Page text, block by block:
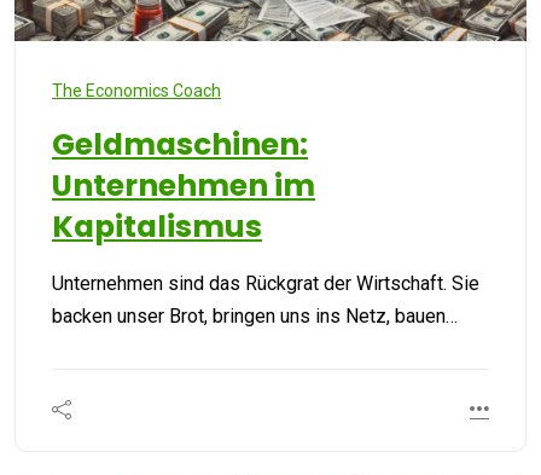
The Economics Coach
Geldmaschinen:
Unternehmen im
Kapitalismus
Unternehmen sind das Rückgrat der Wirtschaft. Sie
backen unser Brot, bringen uns ins Netz, bauen…